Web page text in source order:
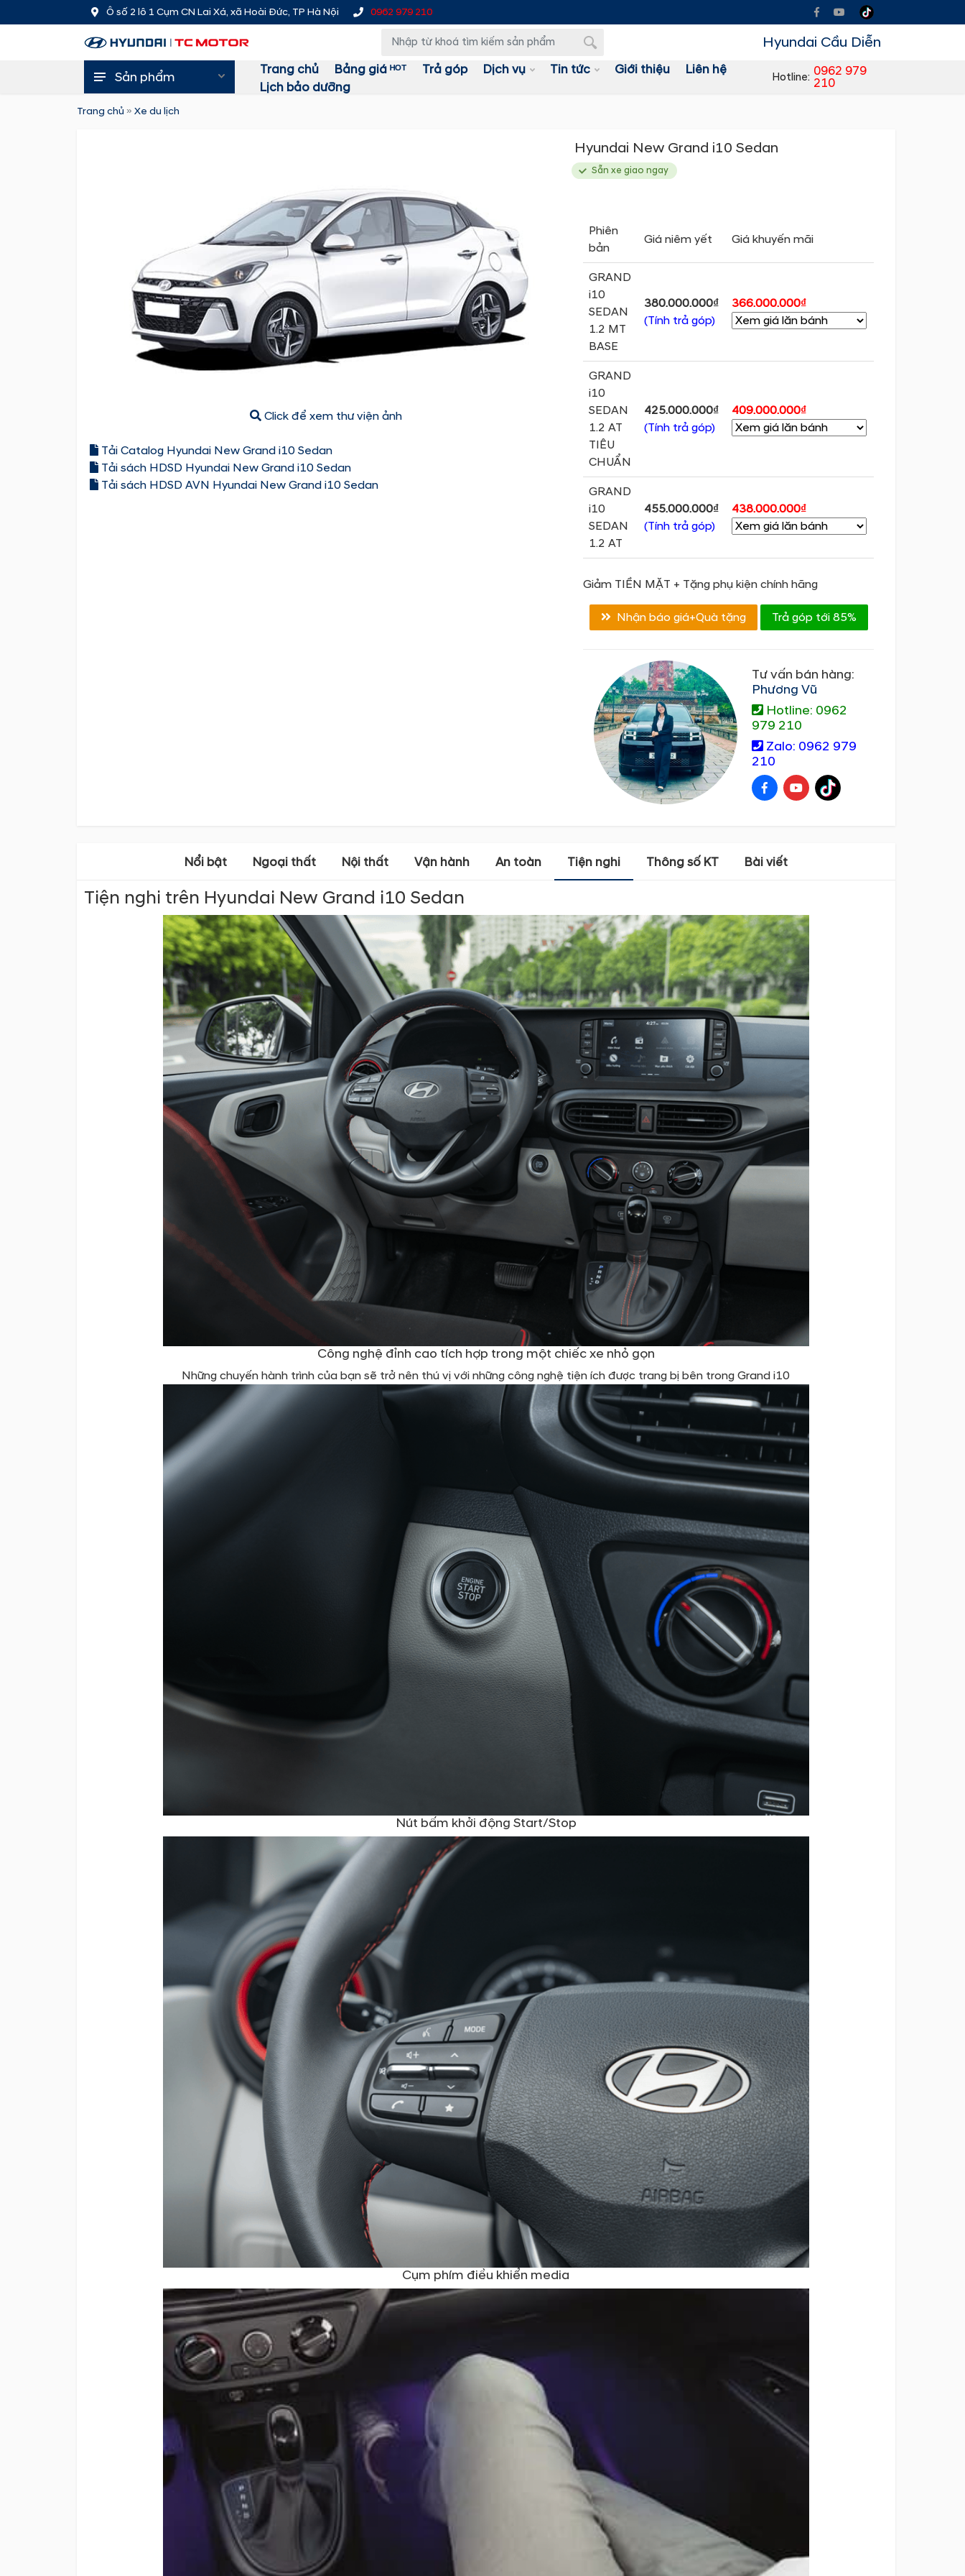
Ô số 2 lô 1 Cụm CN Lai Xá, xã Hoài Đức, TP Hà Nội 0962 979 210
Sản phẩm Trang chủ Bảng giá ᴴᴼᵀ Trả góp Dịch vụ Tin tức Giới thiệu
Liên hệ
Lịch bảo dưỡng
Hotline: 0962 979
210
Hyundai Cầu Diễn
Trang chủ » Xe du lịch
Click để xem thư viện ảnh
Tải Catalog Hyundai New Grand i10 Sedan
Tải sách HDSD Hyundai New Grand i10 Sedan
Tải sách HDSD AVN Hyundai New Grand i10 Sedan
Hyundai New Grand i10 Sedan
Sẵn xe giao ngay
Phiên
bản
Giá niêm yết Giá khuyến mãi
GRAND
i10
SEDAN
1.2 MT
BASE
380.000.000₫
(Tính trả góp)
366.000.000₫
GRAND
i10
SEDAN
1.2 AT
TIÊU
CHUẨN
425.000.000₫
(Tính trả góp)
409.000.000₫
GRAND
i10
SEDAN
1.2 AT
455.000.000₫
(Tính trả góp)
438.000.000₫
Giảm TIỀN MẶT + Tặng phụ kiện chính hãng
Nhận báo giá+Quà tặng Trả góp tới 85%
Tư vấn bán hàng:
Phương Vũ
Hotline: 0962
979 210
Zalo: 0962 979
210
Nổi bật Ngoại thất Nội thất Vận hành An toàn Tiện nghi Thông số KT Bài viết
Không gian rộng rãi trong một thiết kế nhỏ gọn
Thiết kế đậm chất thể thao
Tiện nghi trên Hyundai New Grand i10 Sedan
Công nghệ đỉnh cao tích hợp trong một chiếc xe nhỏ gọn
Những chuyến hành trình của bạn sẽ trở nên thú vị với những công nghệ tiện ích được trang bị bên trong Grand i10
Nút bấm khởi động Start/Stop
Cụm phím điều khiển media